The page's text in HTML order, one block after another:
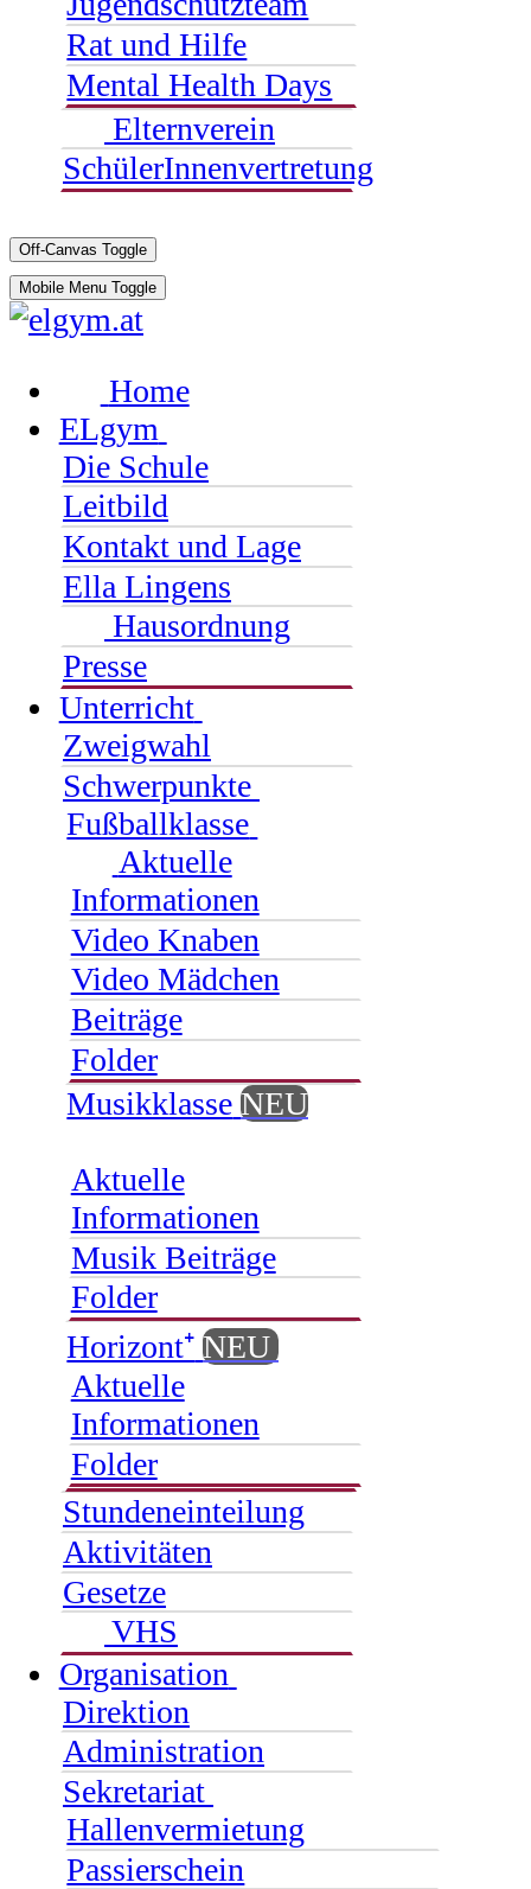
Rat und Hilfe
Mental Health Days
Elternverein
SchülerInnenvertretung
Off-Canvas Toggle
Mobile Menu Toggle
Home
ELgym
Die Schule
Leitbild
Kontakt und Lage
Ella Lingens
Hausordnung
Presse
Unterricht
Zweigwahl
Schwerpunkte
Fußballklasse
Aktuelle
Informationen
Video Knaben
Video Mädchen
Beiträge
Folder
Musikklasse NEU
Aktuelle
Informationen
Musik Beiträge
Folder
Horizont⁺ NEU
Aktuelle
Informationen
Folder
Stundeneinteilung
Aktivitäten
Gesetze
VHS
Organisation
Direktion
Administration
Sekretariat
Hallenvermietung
Passierschein